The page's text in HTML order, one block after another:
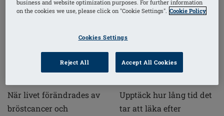
När livet förändrades av
bröstcancer och
bröstbevarande
Upptäck hur lång tid det
tar att läka efter
business and website optimization purposes. For further information
on the cookies we use, please click on "Cookie Settings". Cookie Policy
Cookies Settings
Reject All Accept All Cookies